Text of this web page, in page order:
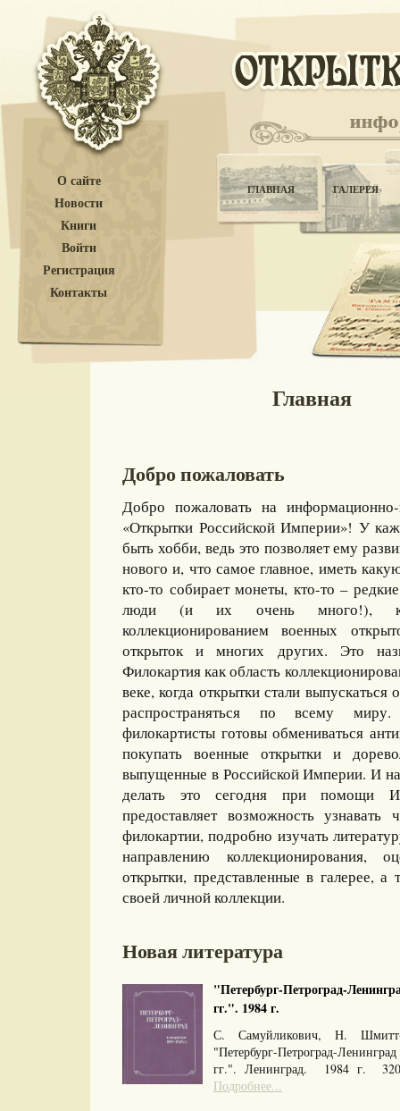
О сайте
Новости
Книги
Войти
Регистрация
Контакты
ГЛАВНАЯ ГАЛЕРЕЯ
Главная
Добро пожаловать
Добро пожаловать на информационно-
«Открытки Российской Империи»! У
быть хобби, ведь это позволяет ему
нового и, что самое главное, иметь
кто-то собирает монеты, кто-то –
люди (и их очень много!),
коллекционированием военных
открыток и многих других. Это
Филокартия как область
веке, когда открытки стали
распространяться по всему
филокартисты готовы обмениваться
покупать военные открытки и
выпущенные в Российской Империи. И
делать это сегодня при помощи
предоставляет возможность
филокартии, подробно изучать
направлению коллекционирования,
открытки, представленные в галерее, а
своей личной коллекции.
Новая литература
"Петербург-Петроград-
гг.". 1984 г.
С. Самуйликович, Н.
"Петербург-Петроград-
гг.". Ленинград. 1984 г.
Подробнее...